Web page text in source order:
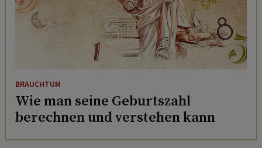
BRAUCHTUM
Wie man seine Geburtszahl
berechnen und verstehen kann